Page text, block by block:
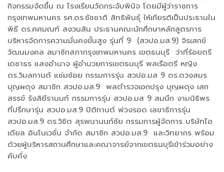
กิจกรรมจัดขึ้น ณ โรงเรียนวัดกระจับพินิจ โดยมีผู้ว่าราชการ
กรุงเทพมหานคร รศ.ดร.ชัชชาติ สิทธิพันธุ์ ให้เกียรติเป็นประธานใน
พิธี ดร.ศศมณฑ์ สงวนสิน ประธานคณะนักศึกษาหลักสูตรการ
บริหารจัดการความมั่นคงขั้นสูง รุ่นที่ 9 (สวปอ.มส.9) จิรเสกข์
วัฒนมงคล สมาชิกสภากรุงเทพมหานคร เขตธนบุรี ว่าที่ร้อยตรี
เดชาธร แสงอำนาจ ผู้อำนวยการเขตธนบุรี พลเรือตรี หญิง
ดร.วิมลกานต์ แช่มช้อย กรรมการรุ่น สวปอ.มส 9 ดร.ดวงสมร
บุญผดุง สมาชิก สวปอ.มส.9 พลตำรวจเอกปรุง บุญผดุง เสก
สรรข์ รังสิยีรานนท์ กรรมการรุ่น สวปอ.มส 9 สมนึก งามนิธิพร
ที่ปรึกษารุ่น สวปอ.มส.9 ปิติกานต์ พ่วงรอด เลขาธิการรุ่น
สวปอ.มส.9 ดร.วิชิต สุรพนานนท์ชัย กรรมการผู้จัดการ บริษัทไอ
เดียล อินโนเวชั่น จำกัด สมาชิก สวปอ.มส.9 และวิทยากร พร้อม
ด้วยผู้บริหารสถานศึกษาและคณาจารย์จากเขตธนบุรีเข้าร่วมอย่าง
คับคั่ง